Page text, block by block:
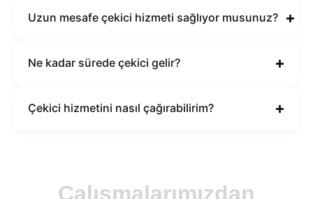
Uzun mesafe çekici hizmeti sağlıyor musunuz? +
Ne kadar sürede çekici gelir? +
Çekici hizmetini nasıl çağırabilirim? +
Çalışmalarımızdan